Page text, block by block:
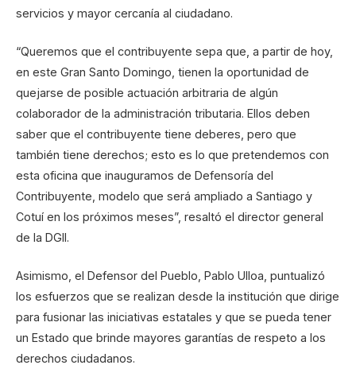
servicios y mayor cercanía al ciudadano.
“Queremos que el contribuyente sepa que, a partir de hoy,
en este Gran Santo Domingo, tienen la oportunidad de
quejarse de posible actuación arbitraria de algún
colaborador de la administración tributaria. Ellos deben
saber que el contribuyente tiene deberes, pero que
también tiene derechos; esto es lo que pretendemos con
esta oficina que inauguramos de Defensoría del
Contribuyente, modelo que será ampliado a Santiago y
Cotuí en los próximos meses”, resaltó el director general
de la DGII.
Asimismo, el Defensor del Pueblo, Pablo Ulloa, puntualizó
los esfuerzos que se realizan desde la institución que dirige
para fusionar las iniciativas estatales y que se pueda tener
un Estado que brinde mayores garantías de respeto a los
derechos ciudadanos.